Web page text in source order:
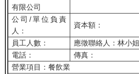
有限公司
公司/單位負責
人：
資本額：
員工人數：
應徵聯絡人：林小姐
電話：
傳真：
營業項目：餐飲業